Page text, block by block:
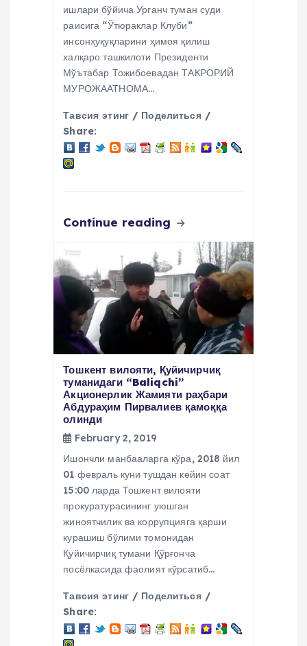
ишлари бўйича Урганч туман суди
раисига “Ўтюраклар Клуби”
инсонҳуқуқларини ҳимоя қилиш
халқаро ташкилоти Президенти
Мўътабар Тожибоевадан ТАКРОРИЙ
МУРОЖААТНОМА…
Тавсия этинг / Поделиться /
Share:
Continue reading
Тошкент вилояти, Қуйичирчиқ
туманидаги “Baliqchi”
Акционерлик Жамияти раҳбари
Абдураҳим Пирвалиев қамоққа
олинди
February 2, 2019
Ишончли манбааларга кўра, 2018 йил
01 февраль куни тушдан кейин соат
15:00 ларда Тошкент вилояти
прокуратурасининг уюшган
жиноятчилик ва коррупцияга қарши
курашиш бўлими томонидан
Қуйичирчиқ тумани Қўрғонча
посёлкасида фаолият кўрсатиб…
Тавсия этинг / Поделиться /
Share: